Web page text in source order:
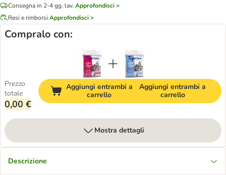
Consegna in 2-4 gg. lav. Approfondisci >
Resi e rimborsi Approfondisci >
Compralo con:
Prezzo
totale
0,00 €
Aggiungi entrambi a
carrello
Aggiungi entrambi a
carrello
Mostra dettagli
Descrizione